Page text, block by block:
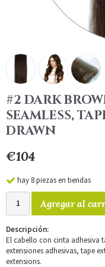
#2 DARK
SEAMLESS,
DRAWN
€104
hay 8 piezas en tiendas
Agregar al
Descripción:
El cabello con cinta adhesiva
extensiones adhesivas, tape
extensions.